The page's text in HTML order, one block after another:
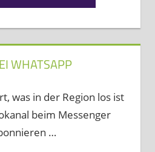
WHATSAPP
was in der Region los ist
beim Messenger
…